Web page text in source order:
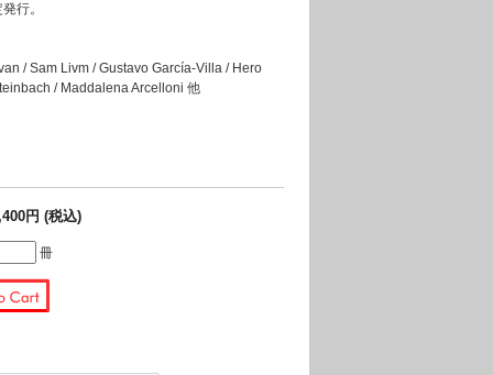
行。
/ Sam Livm / Gustavo García-Villa / Hero
/ Maddalena Arcelloni 他
円 (税込)
冊